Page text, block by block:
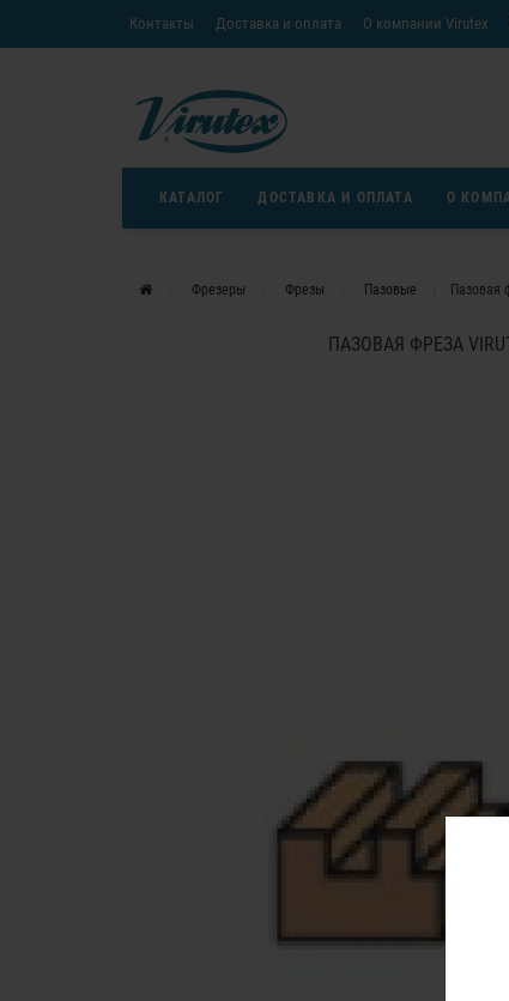
О компании Virutex
Доставка и оплата
Контакты
КАТАЛОГ ДОСТАВКА И ОПЛАТА О
Фрезеры Фрезы Пазовые Пазовая
ПАЗОВАЯ ФРЕЗА